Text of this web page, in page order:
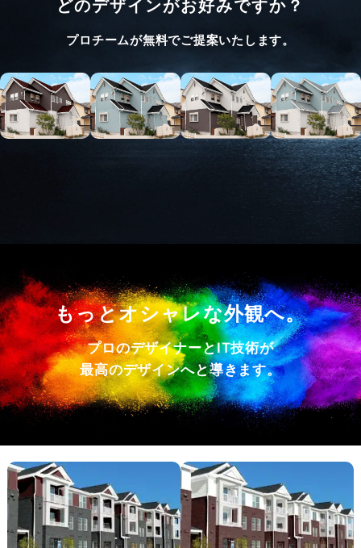
どのデザインがお好みですか？
プロチームが無料でご提案いたします。
もっとオシャレな外観へ。
プロのデザイナーとIT技術が
最高のデザインへと導きます。